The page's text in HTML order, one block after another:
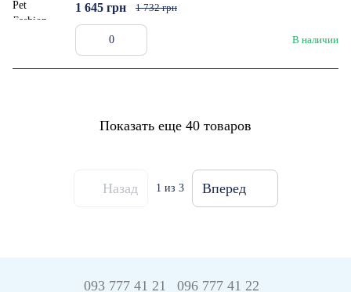
В наличии
1 645 грн 1 732 грн
Показать еще 40 товаров
Назад 1 из 3 Вперед
093 777 41 21 096 777 41 22